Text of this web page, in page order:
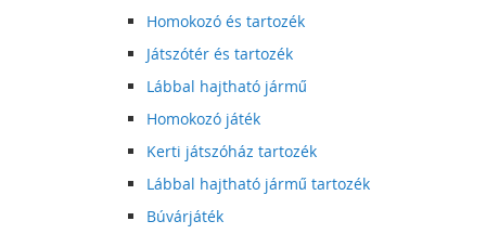
Homokozó és tartozék
Játszótér és tartozék
Lábbal hajtható jármű
Homokozó játék
Kerti játszóház tartozék
Lábbal hajtható jármű tartozék
Búvárjáték